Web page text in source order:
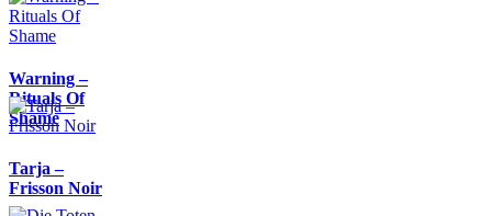
Warning –
Rituals Of
Shame
Tarja –
Frisson Noir